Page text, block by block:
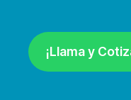
¡Llama y